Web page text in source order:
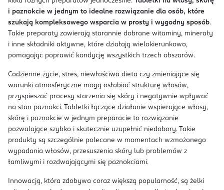
i paznokcie w jednym to idealne rozwiązanie dla osób, które
szukają kompleksowego wsparcia w prosty i wygodny sposób.
Takie preparaty zawierają starannie dobrane witaminy, minerały
i inne składniki aktywne, które działają wielokierunkowo,
pomagając poprawić kondycję wszystkich trzech obszarów.
Codzienne życie, stres, niewłaściwa dieta czy zmieniające się
warunki atmosferyczne mogą osłabiać strukturę włosów,
przyspieszać procesy starzenia się skóry i negatywnie wpływać
na stan paznokci. Tabletki łączące działanie wspierające włosy,
skórę i paznokcie w jednym preparacie to rozwiązanie
pozwalające szybko i skutecznie uzupełnić niedobory. Takie
produkty są szczególnie polecane w momentach wzmożonego
wypadania włosów, przesuszenia skóry lub problemów z
łamliwymi i rozdwajającymi się paznokciami.
Innowacją, która zdobywa coraz większą popularność, są żelki